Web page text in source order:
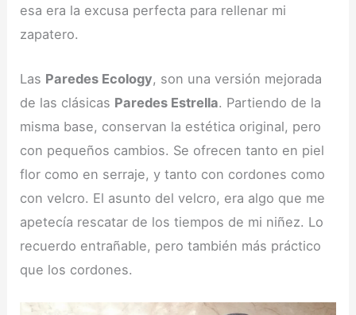
esa era la excusa perfecta para rellenar mi
zapatero.
Las Paredes Ecology, son una versión mejorada
de las clásicas Paredes Estrella. Partiendo de la
misma base, conservan la estética original, pero
con pequeños cambios. Se ofrecen tanto en piel
flor como en serraje, y tanto con cordones como
con velcro. El asunto del velcro, era algo que me
apetecía rescatar de los tiempos de mi niñez. Lo
recuerdo entrañable, pero también más práctico
que los cordones.